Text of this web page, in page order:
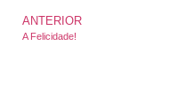
ANTERIOR
A Felicidade!